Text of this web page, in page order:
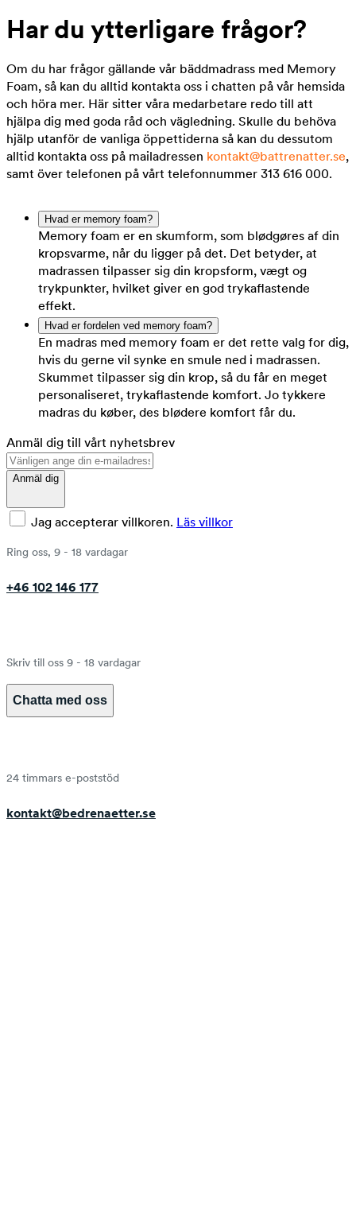
Har du ytterligare frågor?
Om du har frågor gällande vår bäddmadrass med Memory
Foam, så kan du alltid kontakta oss i chatten på vår hemsida
och höra mer. Här sitter våra medarbetare redo till att
hjälpa dig med goda råd och vägledning. Skulle du behöva
hjälp utanför de vanliga öppettiderna så kan du dessutom
alltid kontakta oss på mailadressen kontakt@battrenatter.se,
samt över telefonen på vårt telefonnummer 313 616 000.
Hvad er memory foam?
Memory foam er en skumform, som blødgøres af din
kropsvarme, når du ligger på det. Det betyder, at
madrassen tilpasser sig din kropsform, vægt og
trykpunkter, hvilket giver en god trykaflastende
effekt.
Hvad er fordelen ved memory foam?
En madras med memory foam er det rette valg for dig,
hvis du gerne vil synke en smule ned i madrassen.
Skummet tilpasser sig din krop, så du får en meget
personaliseret, trykaflastende komfort. Jo tykkere
madras du køber, des blødere komfort får du.
Anmäl dig till vårt nyhetsbrev
Anmäl dig
Jag accepterar villkoren. Läs villkor
Ring oss, 9 - 18 vardagar
+46 102 146 177
Skriv till oss 9 - 18 vardagar
Chatta med oss
24 timmars e-poststöd
kontakt@bedrenaetter.se